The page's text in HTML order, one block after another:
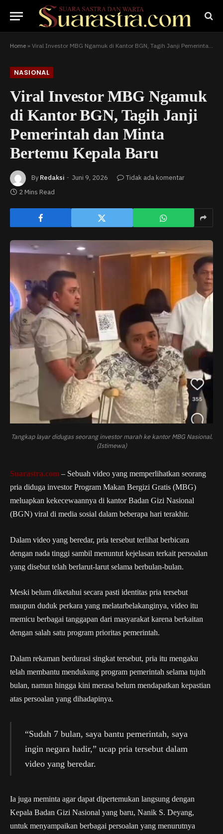
Home » Viral Investor MBG Ngamuk di Kantor BGN, Tagih Janji Pemerintah dan Minta Bertemu Kepala Baru
NASIONAL
Viral Investor MBG Ngamuk
di Kantor BGN, Tagih Janji
Pemerintah dan Minta
Bertemu Kepala Baru
By Redaksi Juni 9, 2026
Tidak ada komentar
2 Mins Read
Tangkap layar didugas seorang investor marah ke kantor MBG Nasional.
(Istimewa)
Suarastra.com – Sebuah video yang memperlihatkan seorang
pria diduga investor Program Makan Bergizi Gratis (MBG)
meluapkan kekecewaannya di kantor Badan Gizi Nasional
(BGN) viral di media sosial dalam beberapa hari terakhir.
Dalam video yang beredar, pria tersebut terlihat berbicara
dengan nada tinggi sambil menuntut kejelasan terkait persoalan
yang disebut telah berlarut-larut selama berbulan-bulan.
Meski belum diketahui secara pasti identitas pria tersebut
maupun duduk perkara yang melatarbelakanginya, video itu
memicu berbagai tanggapan dari masyarakat karena berkaitan
dengan salah satu program prioritas pemerintah.
Dalam rekaman berdurasi singkat tersebut, pria itu mengaku
telah membantu mendukung program pemerintah selama tujuh
bulan, namun hingga kini merasa belum mendapatkan kepastian
atas persoalan yang dihadapinya.
“Sudah 7 bulan, saya bantu pemerintah, saya
ingin negara hadir,” ucap pria tersebut dalam
video yang beredar.
Ia juga meminta agar dapat dipertemukan langsung dengan
Kepala Badan Gizi Nasional yang baru, Nanik S. Deyang,
untuk menyampaikan berbagai persoalan yang menurutnya